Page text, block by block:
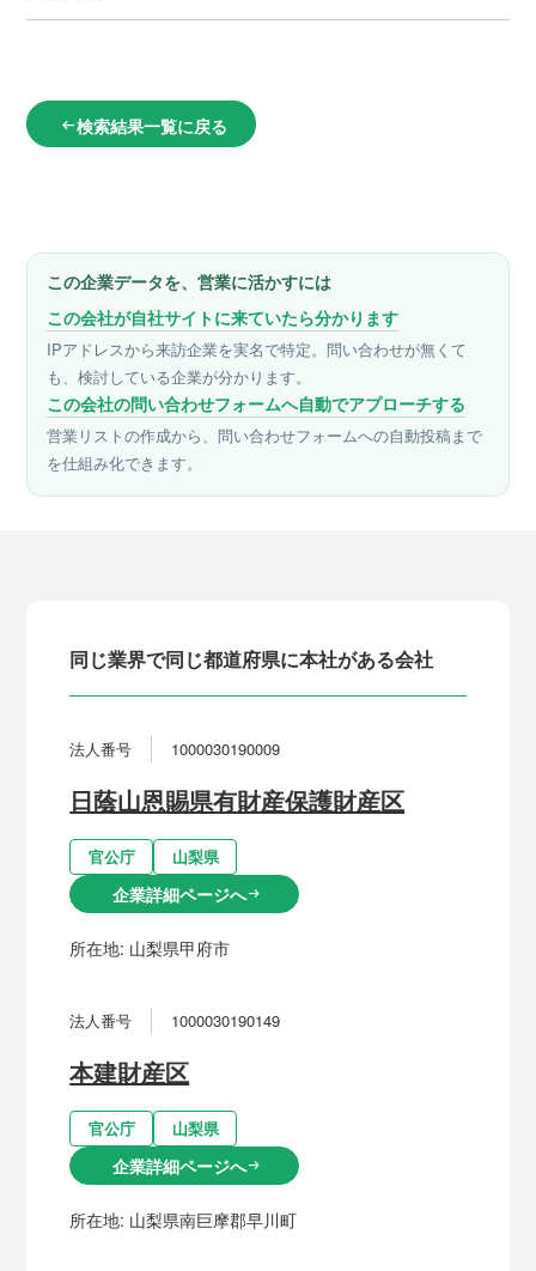
arrow_left_alt検索結果一覧に戻る
この企業データを、営業に活かすには
この会社が自社サイトに来ていたら分かります
IPアドレスから来訪企業を実名で特定。問い合わせが無くて
も、検討している企業が分かります。
この会社の問い合わせフォームへ自動でアプローチする
営業リストの作成から、問い合わせフォームへの自動投稿まで
を仕組み化できます。
同じ業界で同じ都道府県に本社がある会社
法人番号 1000030190009
日蔭山恩賜県有財産保護財産区
官公庁 山梨県
企業詳細ページへarrow_right_alt
所在地: 山梨県甲府市
法人番号 1000030190149
本建財産区
官公庁 山梨県
企業詳細ページへarrow_right_alt
所在地: 山梨県南巨摩郡早川町